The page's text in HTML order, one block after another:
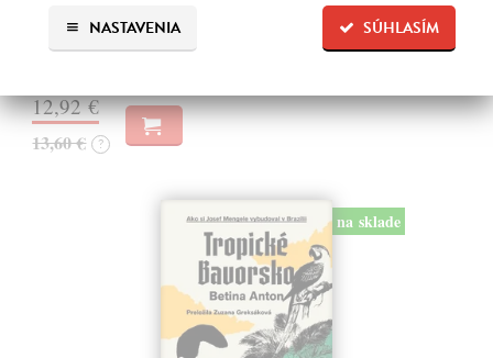
SÚHLASÍM
NASTAVENIA
Nikdy jsme nebyli úplně standardní žižkovská rodina. Vítejte v
mámině bytě 4. kategorie, který byl všem otevřen dokořán.
12,92 €
13,60 € ?
na sklade